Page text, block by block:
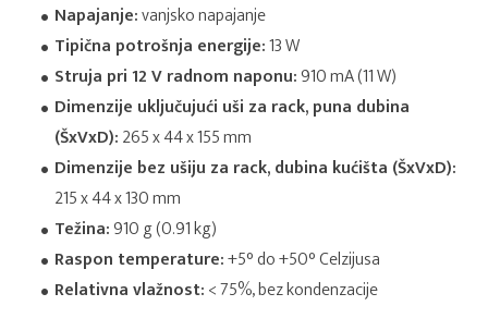
Napajanje:vanjsko napajanje
Tipična potrošnja energije:13 W
Struja pri 12 V radnom naponu:910 mA (11 W)
Dimenzije uključujući uši za rack, puna dubina
(ŠxVxD):265 x 44 x 155 mm
Dimenzije bez ušiju za rack, dubina kućišta (ŠxVxD):
215 x 44 x 130 mm
Težina:910 g (0.91 kg)
Raspon temperature:+5° do +50° Celzijusa
Relativna vlažnost:< 75%, bez kondenzacije